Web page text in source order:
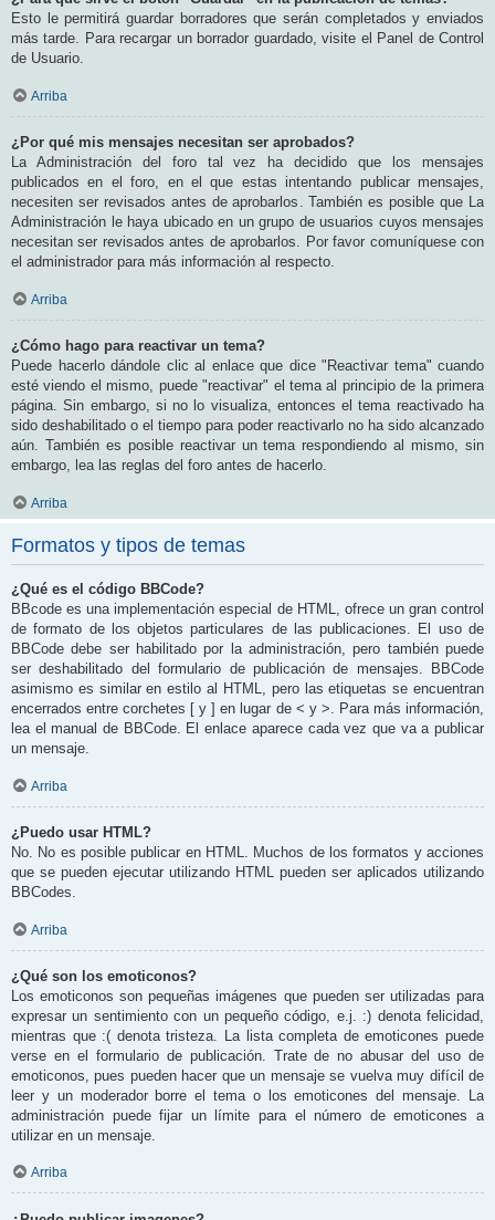
Esto le permitirá guardar borradores que serán completados y enviados
más tarde. Para recargar un borrador guardado, visite el Panel de Control
de Usuario.
Arriba
¿Por qué mis mensajes necesitan ser aprobados?
La Administración del foro tal vez ha decidido que los mensajes
publicados en el foro, en el que estas intentando publicar mensajes,
necesiten ser revisados antes de aprobarlos. También es posible que La
Administración le haya ubicado en un grupo de usuarios cuyos mensajes
necesitan ser revisados antes de aprobarlos. Por favor comuníquese con
el administrador para más información al respecto.
Arriba
¿Cómo hago para reactivar un tema?
Puede hacerlo dándole clic al enlace que dice "Reactivar tema" cuando
esté viendo el mismo, puede "reactivar" el tema al principio de la primera
página. Sin embargo, si no lo visualiza, entonces el tema reactivado ha
sido deshabilitado o el tiempo para poder reactivarlo no ha sido alcanzado
aún. También es posible reactivar un tema respondiendo al mismo, sin
embargo, lea las reglas del foro antes de hacerlo.
Arriba
Formatos y tipos de temas
¿Qué es el código BBCode?
BBcode es una implementación especial de HTML, ofrece un gran control
de formato de los objetos particulares de las publicaciones. El uso de
BBCode debe ser habilitado por la administración, pero también puede
ser deshabilitado del formulario de publicación de mensajes. BBCode
asimismo es similar en estilo al HTML, pero las etiquetas se encuentran
encerrados entre corchetes [ y ] en lugar de < y >. Para más información,
lea el manual de BBCode. El enlace aparece cada vez que va a publicar
un mensaje.
Arriba
¿Puedo usar HTML?
No. No es posible publicar en HTML. Muchos de los formatos y acciones
que se pueden ejecutar utilizando HTML pueden ser aplicados utilizando
BBCodes.
Arriba
¿Qué son los emoticonos?
Los emoticonos son pequeñas imágenes que pueden ser utilizadas para
expresar un sentimiento con un pequeño código, e.j. :) denota felicidad,
mientras que :( denota tristeza. La lista completa de emoticones puede
verse en el formulario de publicación. Trate de no abusar del uso de
emoticonos, pues pueden hacer que un mensaje se vuelva muy difícil de
leer y un moderador borre el tema o los emoticones del mensaje. La
administración puede fijar un límite para el número de emoticones a
utilizar en un mensaje.
Arriba